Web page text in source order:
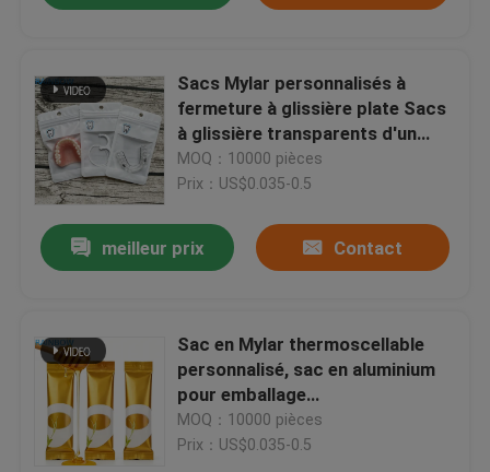
Produits
À propos de nous
Sacs Mylar personnalisés à
fermeture à glissière plate Sacs
à glissière transparents d'un
côté Retenants pour dentition
fausse Sac d'emballage
MOQ：10000 pièces
Prix：US$0.035-0.5
meilleur prix Contact
Sac en Mylar thermoscellable
personnalisé, sac en aluminium
pour emballage
d&#39;échantillons résistant à
l&#39;humidité dans des tailles
MOQ：10000 pièces
Prix：US$0.035-0.5